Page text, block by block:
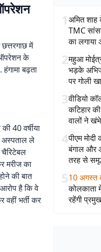
में
ऑपरेशन के
बढ़ता
40 वर्षीया
अस्पताल ले
चैरिटेबल
मरीज का
की बात
है कि वे
भर्ती कर
1अमित शाह
TMC
का लगाया
2महुआ
भड़के
पर गोली
3वीडियो
कटिहार
वालों ने
4पीएम
बंगाल और
तरह से
510 अगस्त
कोलकाता
रहेंगी